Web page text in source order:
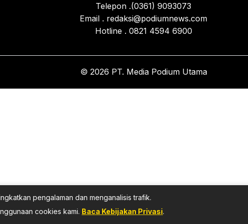
Telepon .(0361) 9093073
Email . redaksi@podiumnews.com
Hotline . 0821 4594 6900
© 2026 PT. Media Podium Utama
pengalaman dan menganalisis trafik.
cookies kami. Baca Kebijakan Privasi.